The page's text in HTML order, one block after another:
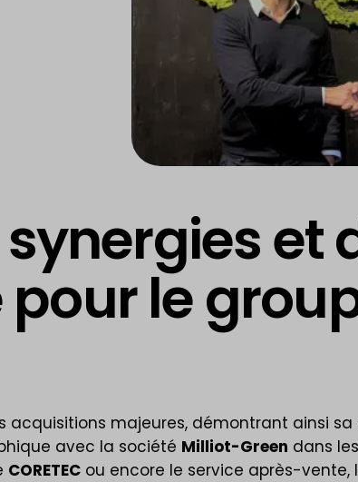
et
le
acquisitions majeures, démontrant ainsi sa
avec la société Milliot-Green dans
CORETEC ou encore le service après-